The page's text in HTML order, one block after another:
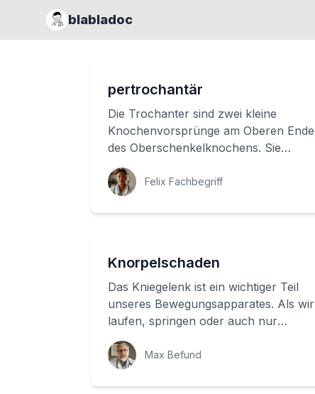
blabladoc
pertrochantär
Die Trochanter sind zwei kleine
Knochenvorsprünge am Oberen Ende
des Oberschenkelknochens. Sie
spielen eine wichtige Rolle bei der
Hüftbewegung und St...
Felix Fachbegriff
Knorpelschaden
Das Kniegelenk ist ein wichtiger Teil
unseres Bewegungsapparates. Als wir
laufen, springen oder auch nur
normal gehen, bewegen sich die drei
Hauptkomp...
Max Befund